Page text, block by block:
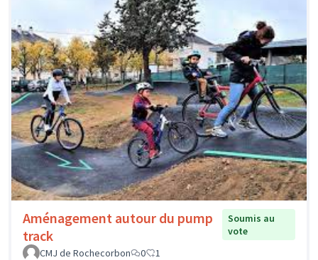
Aménagement autour du pump
track
Soumis au
vote
CMJ de Rochecorbon
0 1